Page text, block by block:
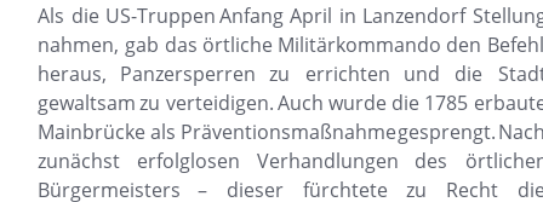
Als die US-TruppenAnfang April in Lanzendorf
nahmen, gab das örtliche Militärkommando den
heraus, Panzersperren zu errichten und die
gewaltsamzu verteidigen.Auch wurde die 1785
Mainbrücke als Präventionsmaßnahmegesprengt.
zunächst
erfolglosen Verhandlungen des
Bürgermeisters
– dieser fürchtete zu Recht